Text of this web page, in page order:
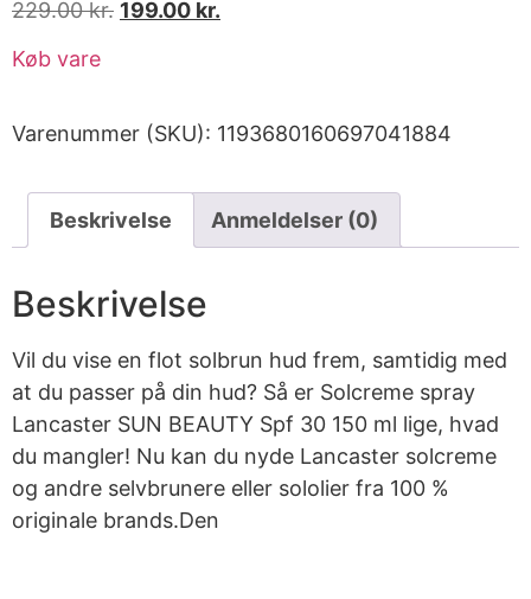
229.00kr. 199.00 kr.
Køb vare
Varenummer (SKU): 1193680160697041884
Beskrivelse Anmeldelser (0)
Beskrivelse
Vil du vise en flot solbrun hud frem, samtidig med
at du passer på din hud? Så er Solcreme spray
Lancaster SUN BEAUTY Spf 30 150 ml lige, hvad
du mangler! Nu kan du nyde Lancaster solcreme
og andre selvbrunere eller sololier fra 100 %
originale brands.Den